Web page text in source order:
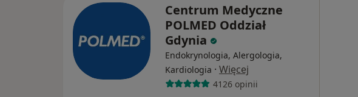
Centrum Medyczne
POLMED Oddział
Gdynia
Endokrynologia, Alergologia,
Kardiologia · Więcej
4126 opinii